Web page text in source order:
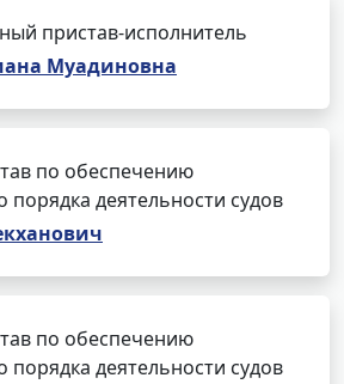
пристав-исполнитель
Муадиновна
по обеспечению
порядка деятельности судов
по обеспечению
порядка деятельности судов